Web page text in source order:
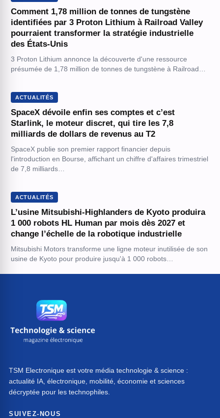
Comment 1,78 million de tonnes de tungstène
identifiées par 3 Proton Lithium à Railroad Valley
pourraient transformer la stratégie industrielle
des États-Unis
3 Proton Lithium annonce la découverte d'une ressource
présumée de 1,78 million de tonnes de tungstène à Railroad…
ACTUALITÉS
SpaceX dévoile enfin ses comptes et c’est
Starlink, le moteur discret, qui tire les 7,8
milliards de dollars de revenus au T2
SpaceX publie son premier rapport financier depuis
l'introduction en Bourse, affichant un chiffre d'affaires trimestriel
de 7,8 milliards…
ACTUALITÉS
L’usine Mitsubishi-Highlanders de Kyoto produira
1 000 robots HL Human par mois dès 2027 et
change l’échelle de la robotique industrielle
Mitsubishi Motors transforme une ligne moteur inutilisée de son
usine de Kyoto pour produire jusqu'à 1 000 robots…
TSM Electronique est votre média technologie & science :
actualité IA, électronique, mobilité, économie et sciences
décryptée pour les technophiles.
SUIVEZ-NOUS